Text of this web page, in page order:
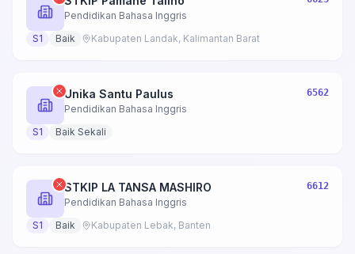
Pendidikan Bahasa Inggris
S1 Baik Kabupaten Landak, Kalimantan Barat
Unika Santu Paulus
Pendidikan Bahasa Inggris
6562
S1 Baik Sekali
STKIP LA TANSA MASHIRO
Pendidikan Bahasa Inggris
6612
S1 Baik Kabupaten Lebak, Banten